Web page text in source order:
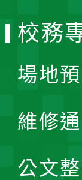
校務
場地
維修
公文